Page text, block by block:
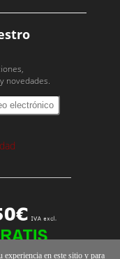
novedades.
en este sitio y para